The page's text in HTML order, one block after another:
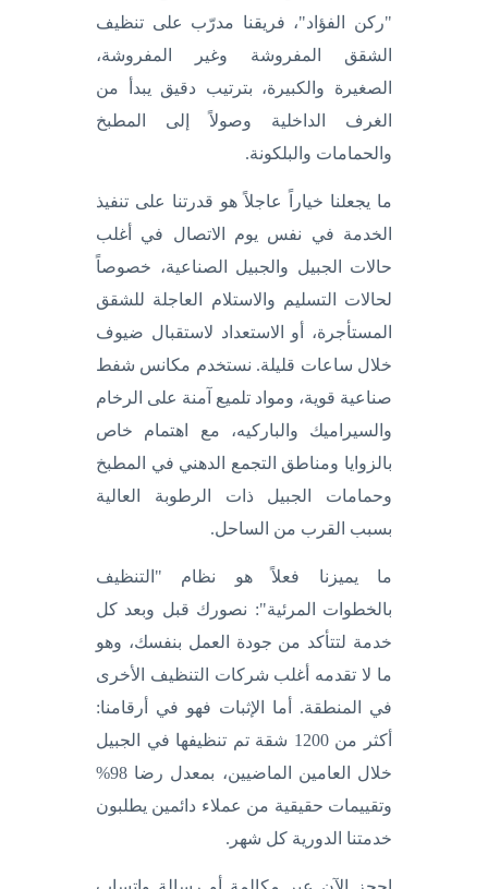
"ركن الفؤاد"، فريقنا مدرّب على تنظيف
الشقق المفروشة وغير المفروشة،
الصغيرة والكبيرة، بترتيب دقيق يبدأ من
الغرف الداخلية وصولاً إلى المطبخ
والحمامات والبلكونة.
ما يجعلنا خياراً عاجلاً هو قدرتنا على تنفيذ
الخدمة في نفس يوم الاتصال في أغلب
حالات الجبيل والجبيل الصناعية، خصوصاً
لحالات التسليم والاستلام العاجلة للشقق
المستأجرة، أو الاستعداد لاستقبال ضيوف
خلال ساعات قليلة. نستخدم مكانس شفط
صناعية قوية، ومواد تلميع آمنة على الرخام
والسيراميك والباركيه، مع اهتمام خاص
بالزوايا ومناطق التجمع الدهني في المطبخ
وحمامات الجبيل ذات الرطوبة العالية
بسبب القرب من الساحل.
ما يميزنا فعلاً هو نظام "التنظيف
بالخطوات المرئية": نصورك قبل وبعد كل
خدمة لتتأكد من جودة العمل بنفسك، وهو
ما لا تقدمه أغلب شركات التنظيف الأخرى
في المنطقة. أما الإثبات فهو في أرقامنا:
أكثر من 1200 شقة تم تنظيفها في الجبيل
خلال العامين الماضيين، بمعدل رضا 98%
وتقييمات حقيقية من عملاء دائمين يطلبون
خدمتنا الدورية كل شهر.